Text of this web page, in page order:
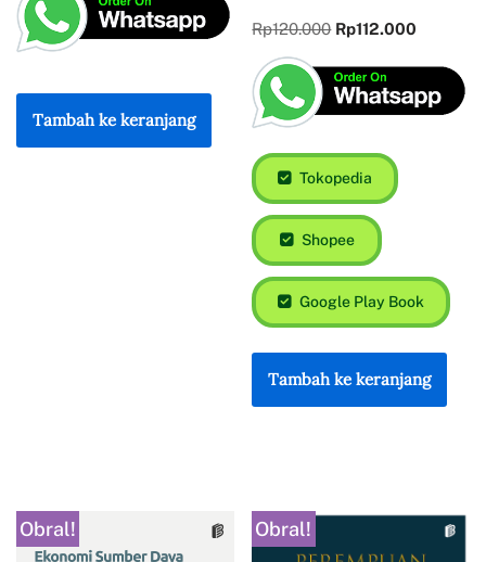
Tambah ke keranjang
Rp120.000 Rp112.000
Tokopedia
Shopee
Google Play Book
Tambah ke keranjang
Obral! Obral!